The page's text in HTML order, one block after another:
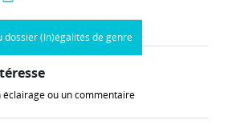
(In)égalités de genre
éclairage ou un commentaire